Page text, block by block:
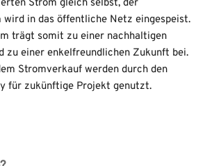
Strom gleich selbst, der
wird in das öffentliche Netz eingespeist.
trägt somit zu einer nachhaltigen
zu einer enkelfreundlichen Zukunft bei.
Stromverkauf werden durch den
für zukünftige Projekt genutzt.